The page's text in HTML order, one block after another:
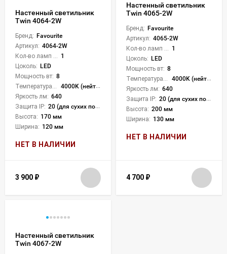
Настенный светильник
Twin 4064-2W
Бренд: Favourite
Артикул: 4064-2W
1
Цоколь: LED
Мощность вт: 8
4000K (нейтральный)
Яркость лм: 640
Защита IP: 20 (для сухих пом.)
Высота: 170 мм
Ширина: 120 мм
НЕТ В НАЛИЧИИ
3 900 ₽
Настенный светильник
Twin 4065-2W
Бренд: Favourite
Артикул: 4065-2W
1
Цоколь: LED
Мощность вт: 8
4000K (нейтральный)
Яркость лм: 640
Защита IP: 20 (для сухих пом.)
Высота: 200 мм
Ширина: 130 мм
НЕТ В НАЛИЧИИ
4 700 ₽
Настенный светильник
Twin 4067-2W